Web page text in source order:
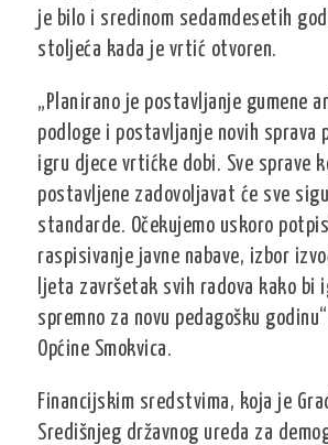
je bilo i sredinom sedamdesetih
stoljeća kada je vrtić otvoren.
„Planirano je postavljanje gumene
podloge i postavljanje novih sprava
igru djece vrtićke dobi. Sve sprave
postavljene zadovoljavat će sve
standarde. Očekujemo uskoro
raspisivanje javne nabave, izbor
ljeta završetak svih radova kako bi
spremno za novu pedagošku
Općine Smokvica.
Financijskim sredstvima, koja je
Središnjeg državnog ureda za